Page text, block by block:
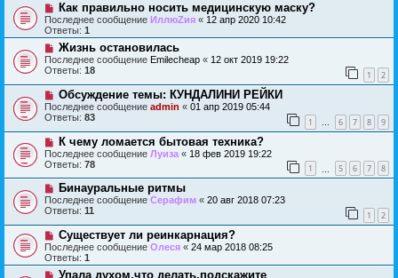
Как правильно носить медицинскую маску?
Последнее сообщение ИллюZия « 12 апр 2020 10:42
Ответы: 1
Жизнь остановилась
Последнее сообщение Emilecheap « 12 окт 2019 19:22
Ответы: 18 1 2
Обсуждение темы: КУНДАЛИНИ РЕЙКИ
Последнее сообщение admin « 01 апр 2019 05:44
Ответы: 83 1 … 6 7 8 9
К чему ломается бытовая техника?
Последнее сообщение Луиза « 18 фев 2019 19:22
Ответы: 78 1 5 6 7 8
Бинауральные ритмы
Последнее сообщение Серафим « 20 авг 2018 07:23
Ответы: 11 1 2
Существует ли реинкарнация?
Последнее сообщение Олеся « 24 мар 2018 08:25
Ответы: 1
Упала духом,что делать,подскажите